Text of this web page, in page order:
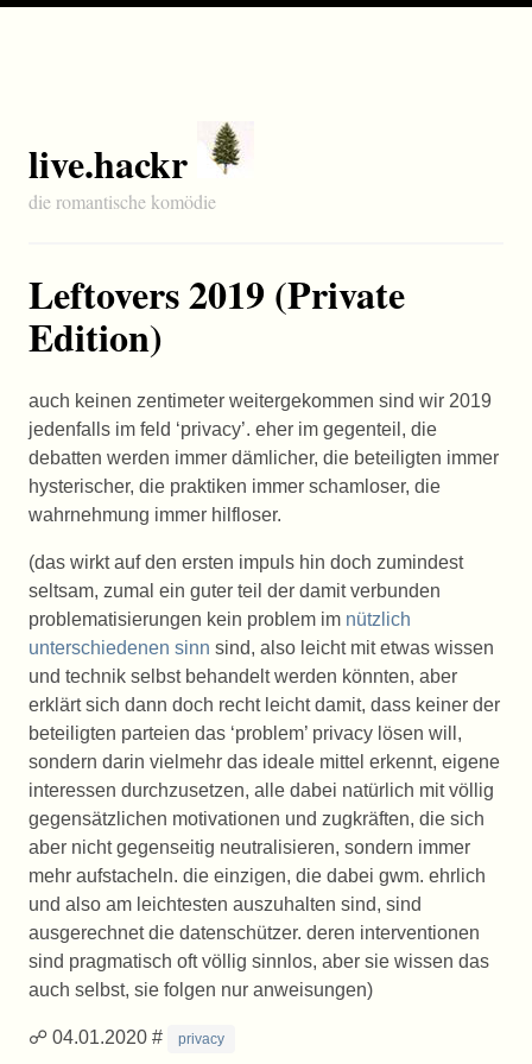
live.hackr
die romantische komödie
Leftovers 2019 (Private
Edition)
auch keinen zentimeter weitergekommen sind wir 2019
jedenfalls im feld ‘privacy’. eher im gegenteil, die
debatten werden immer dämlicher, die beteiligten immer
hysterischer, die praktiken immer schamloser, die
wahrnehmung immer hilfloser.
(das wirkt auf den ersten impuls hin doch zumindest
seltsam, zumal ein guter teil der damit verbunden
problematisierungen kein problem im nützlich
unterschiedenen sinn sind, also leicht mit etwas wissen
und technik selbst behandelt werden könnten, aber
erklärt sich dann doch recht leicht damit, dass keiner der
beteiligten parteien das ‘problem’ privacy lösen will,
sondern darin vielmehr das ideale mittel erkennt, eigene
interessen durchzusetzen, alle dabei natürlich mit völlig
gegensätzlichen motivationen und zugkräften, die sich
aber nicht gegenseitig neutralisieren, sondern immer
mehr aufstacheln. die einzigen, die dabei gwm. ehrlich
und also am leichtesten auszuhalten sind, sind
ausgerechnet die datenschützer. deren interventionen
sind pragmatisch oft völlig sinnlos, aber sie wissen das
auch selbst, sie folgen nur anweisungen)
☍ 04.01.2020 # privacy